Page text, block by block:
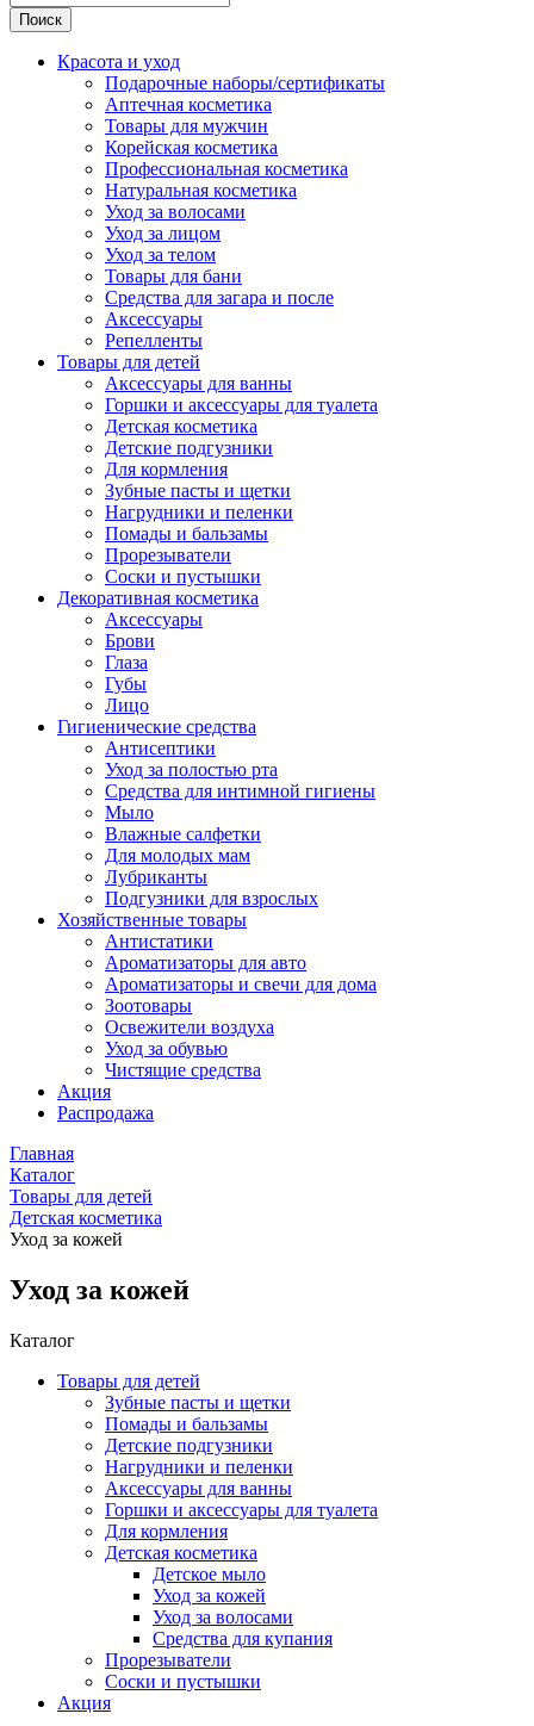
Поиск
Красота и уход
Подарочные наборы/сертификаты
Аптечная косметика
Товары для мужчин
Корейская косметика
Профессиональная косметика
Натуральная косметика
Уход за волосами
Уход за лицом
Уход за телом
Товары для бани
Средства для загара и после
Аксессуары
Репелленты
Товары для детей
Аксессуары для ванны
Горшки и аксессуары для туалета
Детская косметика
Детские подгузники
Для кормления
Зубные пасты и щетки
Нагрудники и пеленки
Помады и бальзамы
Прорезыватели
Соски и пустышки
Декоративная косметика
Аксессуары
Брови
Глаза
Губы
Лицо
Гигиенические средства
Антисептики
Уход за полостью рта
Средства для интимной гигиены
Мыло
Влажные салфетки
Для молодых мам
Лубриканты
Подгузники для взрослых
Хозяйственные товары
Антистатики
Ароматизаторы для авто
Ароматизаторы и свечи для дома
Зоотовары
Освежители воздуха
Уход за обувью
Чистящие средства
Акция
Распродажа
Главная
Каталог
Товары для детей
Детская косметика
Уход за кожей
Уход за кожей
Каталог
Товары для детей
Зубные пасты и щетки
Помады и бальзамы
Детские подгузники
Нагрудники и пеленки
Аксессуары для ванны
Горшки и аксессуары для туалета
Для кормления
Детская косметика
Детское мыло
Уход за кожей
Уход за волосами
Средства для купания
Прорезыватели
Соски и пустышки
Акция